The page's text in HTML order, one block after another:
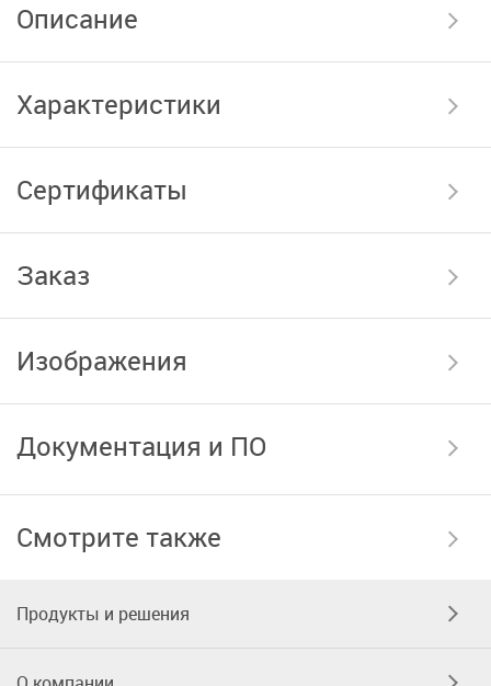
Описание
Характеристики
Сертификаты
Заказ
Изображения
Документация и ПО
Смотрите также
Продукты и решения